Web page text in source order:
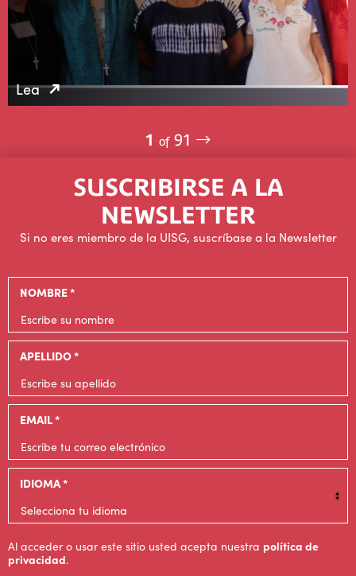
Lea
1 of91
SUSCRIBIRSE A LA
NEWSLETTER
Si no eres miembro de la UISG, suscríbase a la Newsletter
NOMBRE *
APELLIDO *
EMAIL *
IDIOMA *
Al acceder o usar este sitio usted acepta nuestra política de
privacidad.